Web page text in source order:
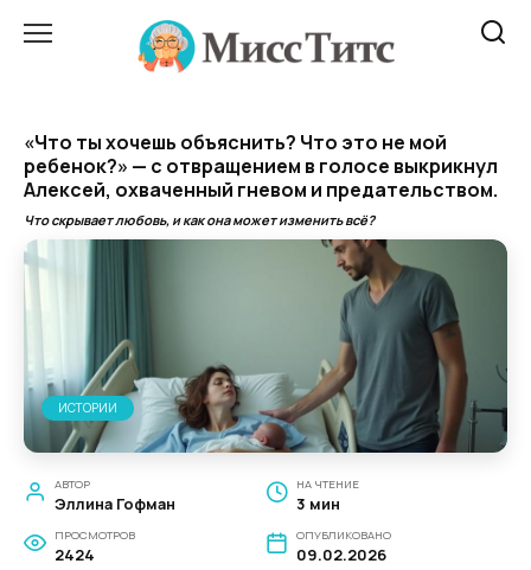
«Что ты хочешь объяснить? Что это не мой
ребенок?» — с отвращением в голосе выкрикнул
Алексей, охваченный гневом и предательством.
Что скрывает любовь, и как она может изменить всё?
ИСТОРИИ
АВТОР
Эллина Гофман
НА ЧТЕНИЕ
3 мин
ПРОСМОТРОВ
2424
ОПУБЛИКОВАНО
09.02.2026